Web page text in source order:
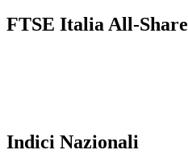
FTSE Italia All-Share
Indici Nazionali